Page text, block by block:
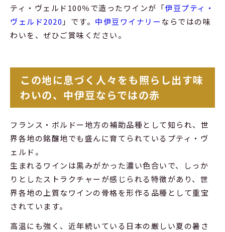
ティ・ヴェルド100％で造ったワインが「伊豆プティ・
ヴェルド2020 」です。 中伊豆ワイナリー ならではの味
わいを、ぜひご賞味ください。
この地に息づく人々をも照らし出す味
わいの、中伊豆ならではの赤
フランス・ボルドー地方の補助品種として知られ、世
界各地の銘醸地でも盛んに育てられているプティ・ヴ
ェルド。
生まれるワインは黒みがかった濃い色合いで、しっか
りとしたストラクチャーが感じられる特徴があり、世
界各地の上質なワインの骨格を形作る品種として重宝
されています。
高温にも強く、近年続いている日本の厳しい夏の暑さ